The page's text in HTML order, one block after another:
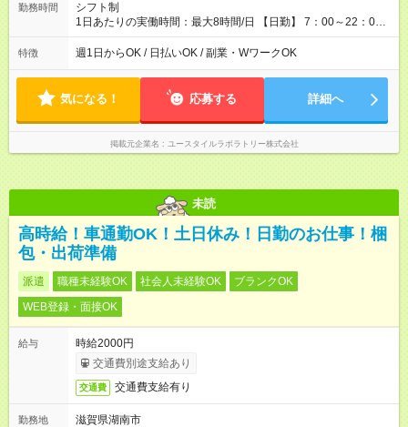
勤務時間
シフト制
1日あたりの実働時間：最大8時間/日 【日勤】 7：00～22：00
の間で8時間勤務（休憩時間は法定通り） ※週1日～OK ／ 夜勤
なし ＊＊ 勤務時間例 ＊＊ ■8時から17時 ■9時から18時 ■10
定（毎週同じ曜日勤務）
特徴 週1日からOK / 日払いOK / 副業・WワークOK
気になる！ 応募する 詳細へ
掲載元企業名 ユースタイルラボラトリー株式会社
未読
高時給！車通勤OK！土日休み！日勤のお仕事！梱
包・出荷準備
派遣 職種未経験OK 社会人未経験OK
ブランクOK
WEB登録・面接OK
給与
時給2000円
交通費別途支給あり
交通費 交通費支給有り
勤務地
滋賀県湖南市